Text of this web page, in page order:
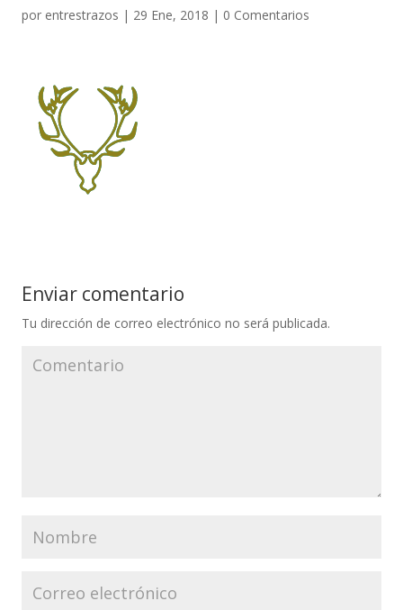
por entrestrazos | 29 Ene, 2018 | 0 Comentarios
Enviar comentario
Tu dirección de correo electrónico no será publicada.